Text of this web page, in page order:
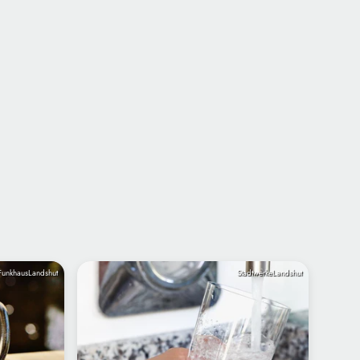
StadtwerkeLandshut